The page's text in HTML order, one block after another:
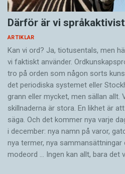
Därför är vi
ARTIKLAR
Kan vi ord? Ja, tiotusentals, men
vi faktiskt använder.
tro på orden som någon sorts
det periodiska systemet eller
grann eller mycket, men sällan allt.
skillnaderna är stora. En likhet är
säga. Och det kommer nya varje
i december: nya namn på varor,
nya termer, nya
modeord … Ingen kan allt, bara det